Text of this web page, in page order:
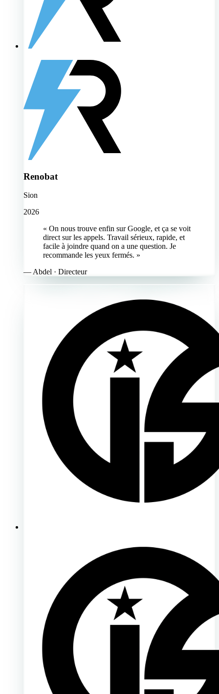
Renobat
Sion
2026
« On nous trouve enfin sur Google, et ça se voit
direct sur les appels. Travail sérieux, rapide, et
facile à joindre quand on a une question. Je
recommande les yeux fermés. »
— Abdel · Directeur